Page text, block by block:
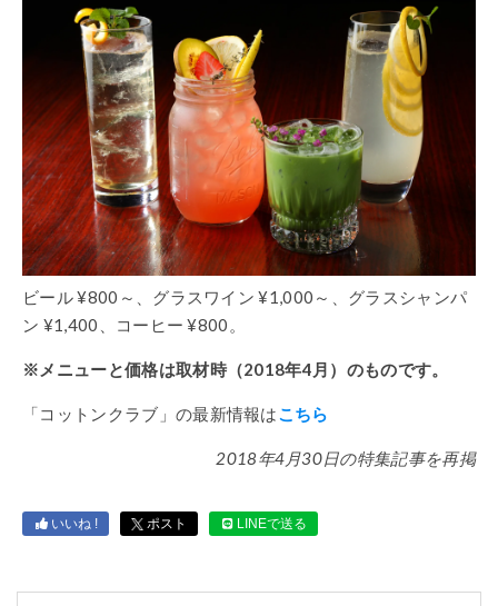
ビール ¥800～、グラスワイン ¥1,000～、グラスシャンパ
ン ¥1,400、コーヒー ¥800。
※メニューと価格は取材時（2018年4月）のものです。
「コットンクラブ」の最新情報はこちら
2018年4月30日の特集記事を再掲
いいね ! ポスト LINEで送る